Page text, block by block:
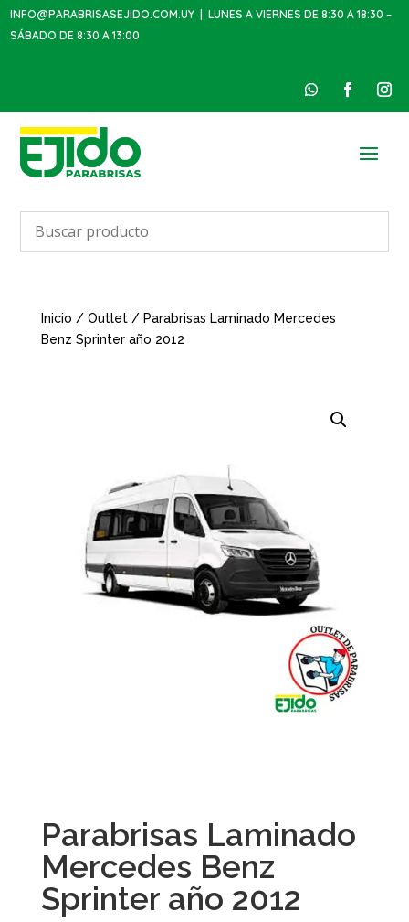
INFO@PARABRISASEJIDO.COM.UY | LUNES A VIERNES DE 8:30 A 18:30 –
SÁBADO DE 8:30 A 13:00
Inicio / Outlet/ Parabrisas Laminado Mercedes
Benz Sprinter año 2012
Parabrisas Laminado
Mercedes Benz
Sprinter año 2012